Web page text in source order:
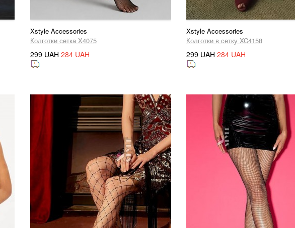
Xstyle Accessories
Колготки сетка X4075
299 UAH 284 UAH
Xstyle Accessories
Колготки в сетку XC4158
299 UAH 284 UAH